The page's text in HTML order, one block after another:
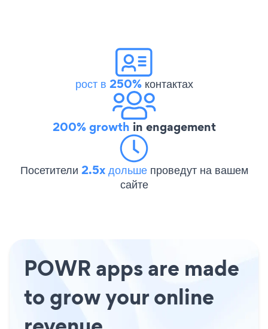
рост в 250%контактах
200% growth in engagement
Посетители 2.5x дольше проведут на вашем
сайте
POWR apps are made
to grow your online